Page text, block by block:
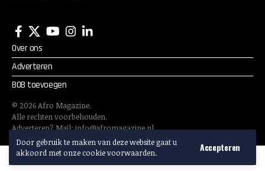
Door gebruik te maken van deze website gaat u
akkoord met onze cookie voorwaarden.
Accepteren
Over ons
Adverteren
BOB toevoegen
© 2026Afro Magazine.
Alle rechten voorbehouden.
Adverteren? Mail:info@afromagazine.nl